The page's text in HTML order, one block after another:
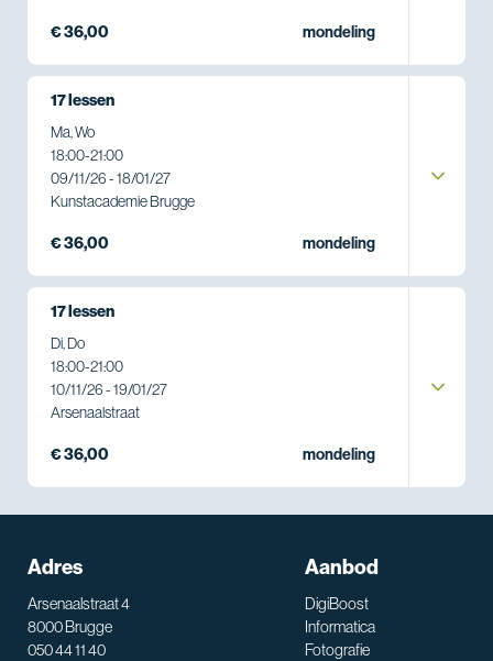
€ 36,00 mondeling
17 lessen
Ma, Wo
18:00-21:00
09/11/26 - 18/01/27
Kunstacademie Brugge
€ 36,00 mondeling
17 lessen
Di, Do
18:00-21:00
10/11/26 - 19/01/27
Arsenaalstraat
€ 36,00 mondeling
Adres
Arsenaalstraat 4
8000 Brugge
050 44 11 40
Aanbod
DigiBoost
Informatica
Fotografie